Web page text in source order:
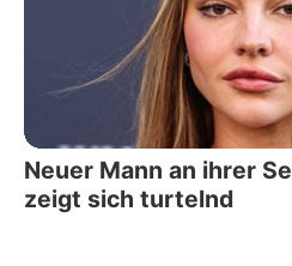
Neuer Mann an ihrer
zeigt sich turtelnd